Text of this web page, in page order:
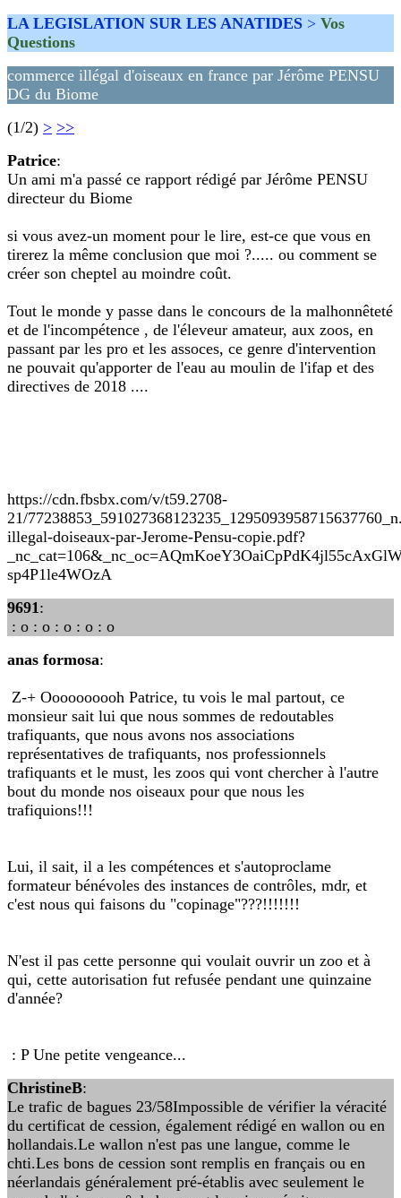
LA LEGISLATION SUR LES ANATIDES > Vos
Questions
commerce illégal d'oiseaux en france par Jérôme PENSU
DG du Biome
(1/2) > >>
Patrice:
Un ami m'a passé ce rapport rédigé par Jérôme PENSU
directeur du Biome
si vous avez-un moment pour le lire, est-ce que vous en
tirerez la même conclusion que moi ?..... ou comment se
créer son cheptel au moindre coût.
Tout le monde y passe dans le concours de la malhonnêteté
et de l'incompétence , de l'éleveur amateur, aux zoos, en
passant par les pro et les assoces, ce genre d'intervention
ne pouvait qu'apporter de l'eau au moulin de l'ifap et des
directives de 2018 ....
https://cdn.fbsbx.com/v/t59.2708-
21/
illegal-doiseaux-par-Jerome-Pensu-copie.pdf?
sp4P1le4WOzA
9691:
: o : o : o : o : o
anas formosa:
Z-+ Oooooooooh Patrice, tu vois le mal partout, ce
monsieur sait lui que nous sommes de redoutables
trafiquants, que nous avons nos associations
représentatives de trafiquants, nos professionnels
trafiquants et le must, les zoos qui vont chercher à l'autre
bout du monde nos oiseaux pour que nous les
trafiquions!!!
Lui, il sait, il a les compétences et s'autoproclame
formateur bénévoles des instances de contrôles, mdr, et
c'est nous qui faisons du "copinage"???!!!!!!!
N'est il pas cette personne qui voulait ouvrir un zoo et à
qui, cette autorisation fut refusée pendant une quinzaine
d'année?
: P Une petite vengeance...
ChristineB:
Le trafic de bagues 23/58Impossible de vérifier la véracité
du certificat de cession, également rédigé en wallon ou en
hollandais.Le wallon n'est pas une langue, comme le
chti.Les bons de cession sont remplis en français ou en
néerlandais généralement pré-établis avec seulement le